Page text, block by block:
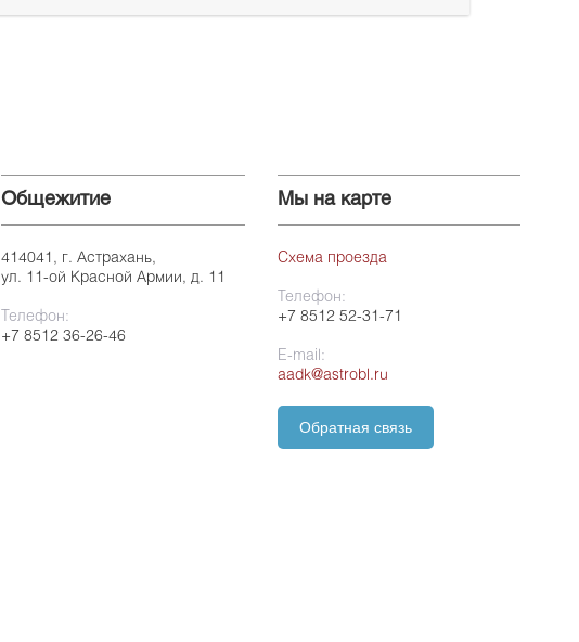
Общежитие
414041, г. Астрахань,
ул. 11-ой Красной Армии, д. 11
Телефон:
+7 8512 36-26-46
Мы на карте
Схема проезда
Телефон:
+7 8512 52-31-71
E-mail:
aadk@astrobl.ru
Обратная связь